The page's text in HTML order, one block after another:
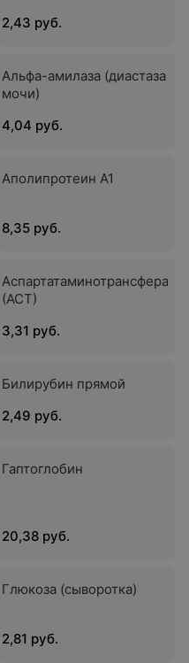
2,43 руб.
Альфа-амилаза (диастаза
мочи)
4,04 руб.
Аполипротеин А1
8,35 руб.
Аспартатаминотрансфераза
(АСТ)
3,31 руб.
Билирубин прямой
2,49 руб.
Гаптоглобин
20,38 руб.
Глюкоза (сыворотка)
2,81 руб.